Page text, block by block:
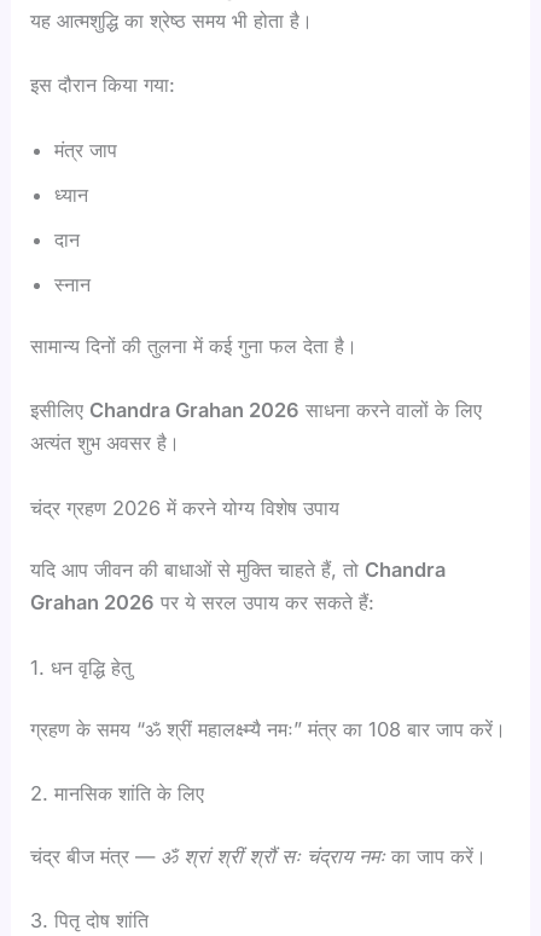
यह आत्मशुद्धि का श्रेष्ठ समय भी होता है।
इस दौरान किया गया:
मंत्र जाप
ध्यान
दान
स्नान
सामान्य दिनों की तुलना में कई गुना फल देता है।
इसीलिए Chandra Grahan 2026 साधना करने वालों के लिए
अत्यंत शुभ अवसर है।
चंद्र ग्रहण 2026 में करने योग्य विशेष उपाय
यदि आप जीवन की बाधाओं से मुक्ति चाहते हैं, तो Chandra
Grahan 2026 पर ये सरल उपाय कर सकते हैं:
1. धन वृद्धि हेतु
ग्रहण के समय “ॐ श्रीं महालक्ष्म्यै नमः” मंत्र का 108 बार जाप करें।
2. मानसिक शांति के लिए
चंद्र बीज मंत्र — ॐ श्रां श्रींश्रौंसः चंद्राय नमःका जाप करें।
3. पितृ दोष शांति